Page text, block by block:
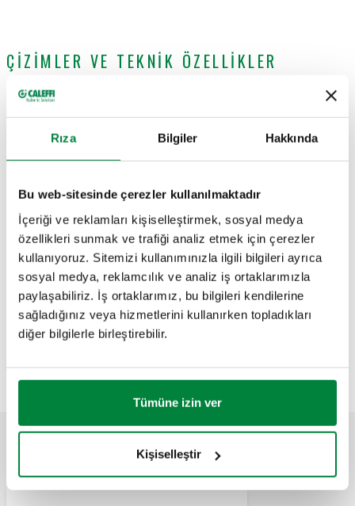
Rıza Bilgiler Hakkında
Bu web-sitesinde çerezler kullanılmaktadır
İçeriği ve reklamları kişiselleştirmek, sosyal medya
özellikleri sunmak ve trafiği analiz etmek için çerezler
kullanıyoruz. Sitemizi kullanımınızla ilgili bilgileri ayrıca
sosyal medya, reklamcılık ve analiz iş ortaklarımızla
paylaşabiliriz. İş ortaklarımız, bu bilgileri kendilerine
sağladığınız veya hizmetlerini kullanırken topladıkları
diğer bilgilerle birleştirebilir.
Tümüne izin ver
Kişiselleştir
ÇIZIMLER VE TEKNIK ÖZELLIKLER
Actions
3B modeller
Açıklama metni Göster Kopyala
CALEFFI, 209001. Sabotaj korumalı hırsızlık önleyici kapak
için özel alyan anahtarı.
SCIP code